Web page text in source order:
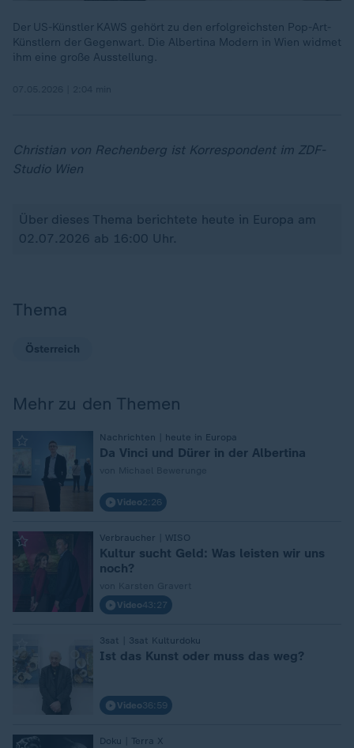
Der US-Künstler KAWS gehört zu den erfolgreichsten Pop-Art-
Künstlern der Gegenwart. Die Albertina Modern in Wien widmet
ihm eine große Ausstellung.
Christian von Rechenberg ist Korrespondent im ZDF-
Studio Wien
Über dieses Thema berichtete heute in Europa am
02.07.2026 ab 16:00 Uhr.
Thema
Österreich
Mehr zu den Themen
Nachrichten | heute in Europa
Da Vinci und Dürer in der Albertina
Video2:26
Verbraucher | WISO
Kultur sucht Geld: Was leisten wir uns
noch?
Video43:27
3sat | 3sat Kulturdoku
Ist das Kunst oder muss das weg?
Video36:59
Doku | Terra X